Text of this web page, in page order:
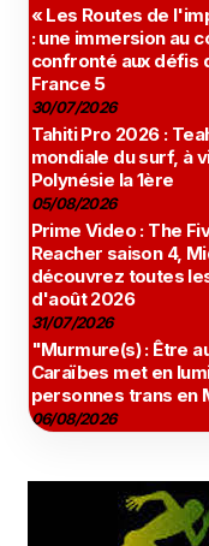
« Les Routes de
: une immersion au
confronté aux défis
France 5
30/07/2026
Tahiti Pro 2026 :
mondiale du surf, à
Polynésie la 1ère
05/08/2026
Prime Video : The
Reacher saison 4,
découvrez toutes
d'août 2026
31/07/2026
"Murmure(s) : Être
Caraïbes met en
personnes trans en
06/08/2026